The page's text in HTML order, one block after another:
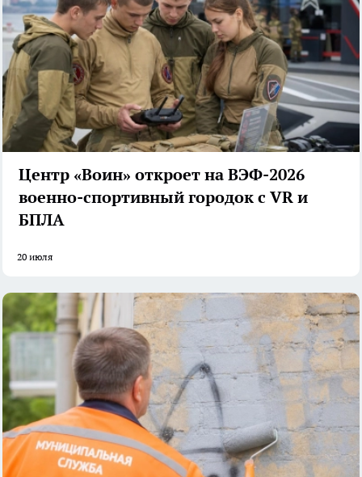
Центр «Воин» откроет на ВЭФ-2026
военно-спортивный городок с VR и
БПЛА
20 июля